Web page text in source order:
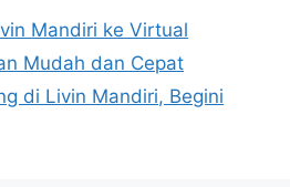
Mandiri ke Virtual
Mudah dan Cepat
di Livin Mandiri, Begini